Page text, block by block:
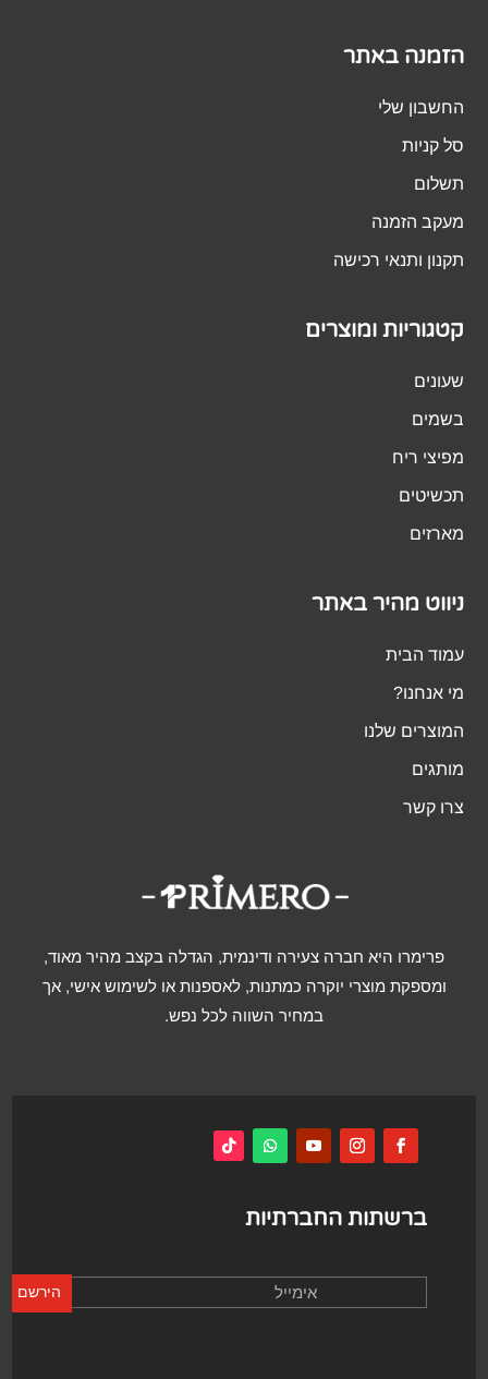
הזמנה באתר
החשבון שלי
סל קניות
תשלום
מעקב הזמנה
תקנון ותנאי רכישה
קטגוריות ומוצרים
שעונים
בשמים
מפיצי ריח
תכשיטים
מארזים
ניווט מהיר באתר
עמוד הבית
מי אנחנו?
המוצרים שלנו
מותגים
צרו קשר
פרימרו היא חברה צעירה ודינמית, הגדלה בקצב מהיר מאוד,
ומספקת מוצרי יוקרה כמתנות, לאספנות או לשימוש אישי, אך
במחיר השווה לכל נפש.
ברשתות החברתיות
הירשם